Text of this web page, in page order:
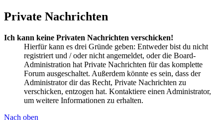
Private Nachrichten
Ich kann keine Privaten Nachrichten verschicken!
Hierfür kann es drei Gründe geben: Entweder bist du nicht
registriert und / oder nicht angemeldet, oder die Board-
Administration hat Private Nachrichten für das komplette
Forum ausgeschaltet. Außerdem könnte es sein, dass der
Administrator dir das Recht, Private Nachrichten zu
verschicken, entzogen hat. Kontaktiere einen Administrator,
um weitere Informationen zu erhalten.
Nach oben